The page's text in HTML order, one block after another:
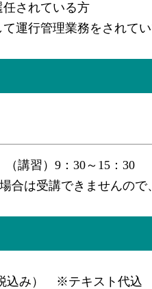
されている方
運行管理業務をされて
習）9：30～15：30
合は受講できませんの
込み） ※テキスト代込